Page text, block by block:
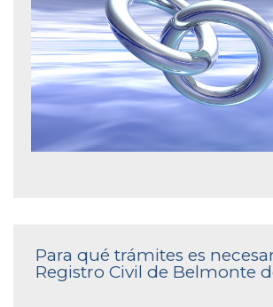
Para qué trámites es
Registro Civil de Belmonte